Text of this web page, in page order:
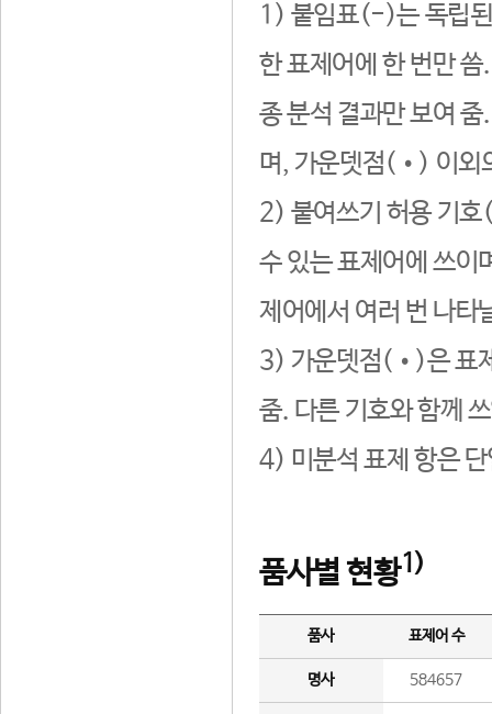
1) 붙임표(-)는 독립된
한 표제어에 한 번만
종 분석 결과만 보여
며, 가운뎃점(•) 이외
2) 붙여쓰기 허용 기호
수 있는 표제어에 쓰이
제어에서 여러 번 나타
3) 가운뎃점(•)은 표
줌. 다른 기호와 함께
4) 미분석 표제 항은
품사별 현황1)
품사 표제어 수
명사 584657